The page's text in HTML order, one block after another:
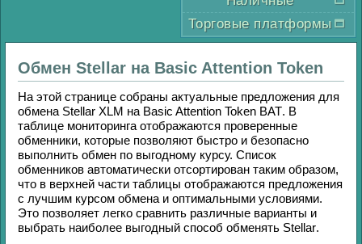
Торговые платформы
Обмен Stellar на Basic Attention Token
На этой странице собраны актуальные предложения для
обмена Stellar XLM на Basic Attention Token BAT. В
таблице мониторинга отображаются проверенные
обменники, которые позволяют быстро и безопасно
выполнить обмен по выгодному курсу. Список
обменников автоматически отсортирован таким образом,
что в верхней части таблицы отображаются предложения
с лучшим курсом обмена и оптимальными условиями.
Это позволяет легко сравнить различные варианты и
выбрать наиболее выгодный способ обменять Stellar.